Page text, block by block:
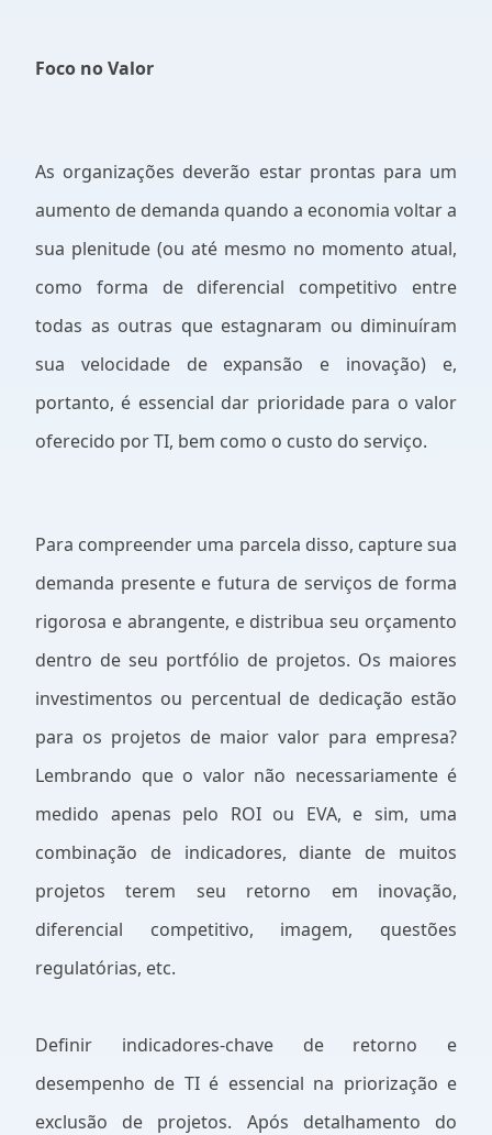
Foco no Valor
As organizações deverão estar prontas para um
aumento de demanda quando a economia voltar a
sua plenitude (ou até mesmo no momento atual,
como forma de diferencial competitivo entre
todas as outras que estagnaram ou diminuíram
sua velocidade de expansão e inovação) e,
portanto, é essencial dar prioridade para o valor
oferecido por TI, bem como o custo do serviço.
Para compreender uma parcela disso, capture sua
demanda presente e futura de serviços de forma
rigorosa e abrangente, e distribua seu orçamento
dentro de seu portfólio de projetos. Os maiores
investimentos ou percentual de dedicação estão
para os projetos de maior valor para empresa?
Lembrando que o valor não necessariamente é
medido apenas pelo ROI ou EVA, e sim, uma
combinação de indicadores, diante de muitos
projetos terem seu retorno em inovação,
diferencial competitivo, imagem, questões
regulatórias, etc.
Definir indicadores-chave de retorno e
desempenho de TI é essencial na priorização e
exclusão de projetos. Após detalhamento do